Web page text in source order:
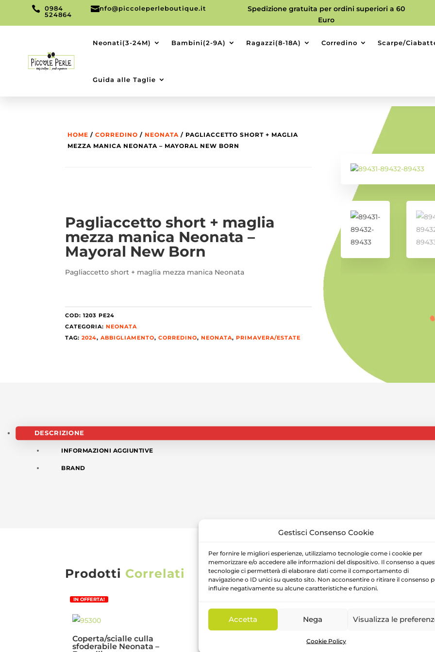
Gestisci Consenso Cookie
Per fornire le migliori esperienze, utilizziamo tecnologie come i cookie per
memorizzare e/o accedere alle informazioni del dispositivo. Il consenso a
tecnologie ci permetterà di elaborare dati come il comportamento di
navigazione o ID unici su questo sito. Non acconsentire o ritirare il consenso
influire negativamente su alcune caratteristiche e funzioni.
Accetta Nega Visualizza le
Cookie Policy
 0984
524864
info@piccoleperleboutique.it
Spedizione gratuita per ordini superiori a 60
Euro
Neonati(3-24M) Bambini(2-9A) Ragazzi(8-18A) Corredino Scarpe/
Guida alle Taglie
HOME /CORREDINO / NEONATA / PAGLIACCETTO SHORT + MAGLIA
MEZZA MANICA NEONATA – MAYORAL NEW BORN
Pagliaccetto short + maglia
mezza manica Neonata –
Mayoral New Born
Pagliaccetto short + maglia mezza manica Neonata
COD:1203 PE24
CATEGORIA:NEONATA
TAG:2024,ABBIGLIAMENTO,CORREDINO,NEONATA,PRIMAVERA/ESTATE
DESCRIZIONE
INFORMAZIONI AGGIUNTIVE
BRAND
Prodotti Correlati
IN OFFERTA!
Coperta/scialle culla
sfoderabile Neonata –
Tutina 2 pezzi con
piedini nascita Neonata